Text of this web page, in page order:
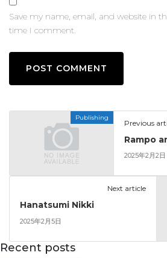
Save my name, email, and website in
time I comment.
Publishing
Previous
Rampo
2025年2月2日
Next article
Hanatsumi Nikki
2025年2月5日
Recent posts